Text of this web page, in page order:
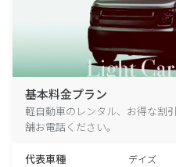
基本料金プラン
軽自動車のレンタル、お得な割
舗お電話ください。
代表車種 デイズ